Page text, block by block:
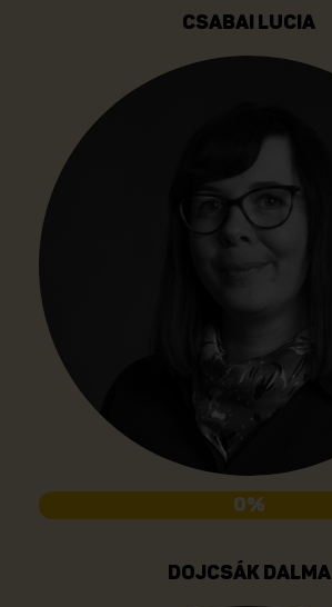
CSABAI LUCIA
0%
DOJCSÁK DALMA